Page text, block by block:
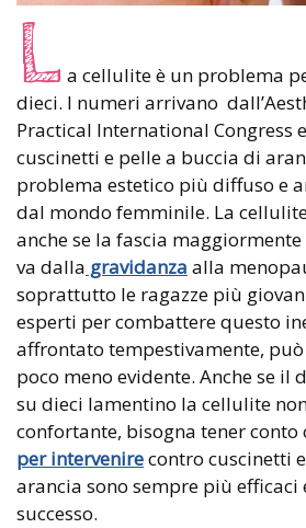
L a cellulite è un problema
dieci. I numeri arrivano
Practical International Congress
cuscinetti e pelle a buccia di
problema estetico più diffuso e
dal mondo femminile. La
anche se la fascia
va dalla gravidanza alla
soprattutto le ragazze più
esperti per combattere questo
affrontato tempestivamente,
poco meno evidente. Anche se il
su dieci lamentino la cellulite
confortante, bisogna tener conto
per intervenirecontro cuscinetti
arancia sono sempre più efficaci
successo.